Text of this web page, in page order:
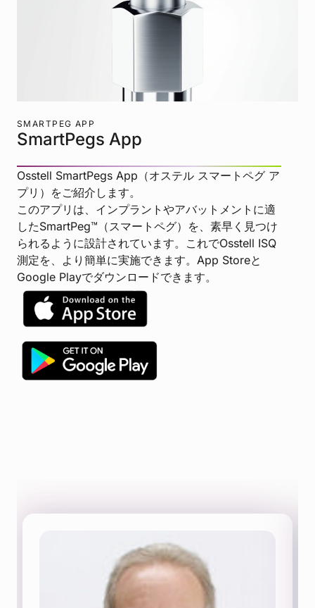
SMARTPEG APP
SmartPegs App
Osstell SmartPegs App（オステル スマートペグ ア
プリ）をご紹介します。
このアプリは、インプラントやアバットメントに適
したSmartPeg™（スマートペグ）を、素早く見つけ
られるように設計されています。これでOsstell ISQ
測定を、より簡単に実施できます。App Storeと
Google Playでダウンロードできます。